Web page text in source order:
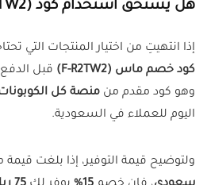
هل يستحق استخدام كود (F-R2TW2) الآن؟
إذا انتهيتِ من اختيار المنتجات التي
كود خصم ماس (F-R2TW2)
قبل
وهو كود مقدم من منصة كل
اليوم للعملاء في السعودية.
ولتوضيح قيمة التوفير، إذا بلغت